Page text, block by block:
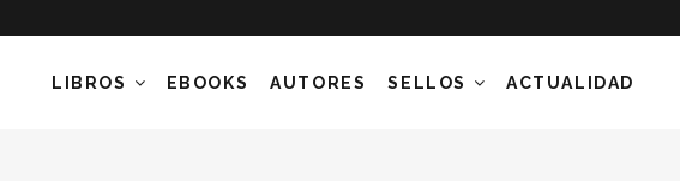
LIBROS EBOOKS AUTORES SELLOS ACTUALIDAD